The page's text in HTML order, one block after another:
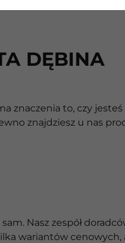
DĘBINA
znaczenia to, czy
znajdziesz u nas
Nasz zespół
wariantów cenowych,